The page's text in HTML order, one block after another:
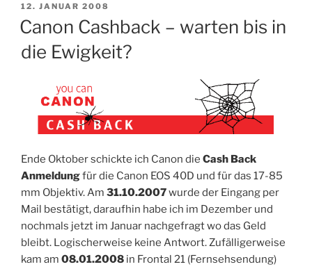
VERÖFFENTLICHT
AM
12. JANUAR 2008
Canon Cashback – warten bis in
die Ewigkeit?
Ende Oktober schickte ich Canon die Cash Back
Anmeldungfür die Canon EOS 40D und für das 17-85
mm Objektiv. Am 31.10.2007wurde der Eingang per
Mail bestätigt, daraufhin habe ich im Dezember und
nochmals jetzt im Januar nachgefragt wo das Geld
bleibt. Logischerweise keine Antwort. Zufälligerweise
kam am 08.01.2008 in Frontal 21 (Fernsehsendung)